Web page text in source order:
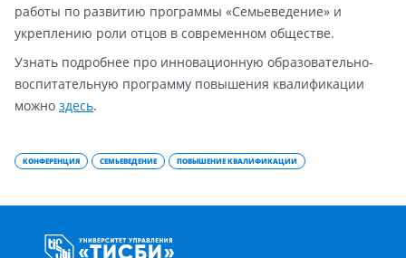
работы по развитию программы «Семьеведение» и
укреплению роли отцов в современном обществе.
Узнать подробнее про инновационную образовательно-
воспитательную программу повышения квалификации
можно здесь.
КОНФЕРЕНЦИЯ СЕМЬЕВЕДЕНИЕ ПОВЫШЕНИЕ КВАЛИФИКАЦИИ